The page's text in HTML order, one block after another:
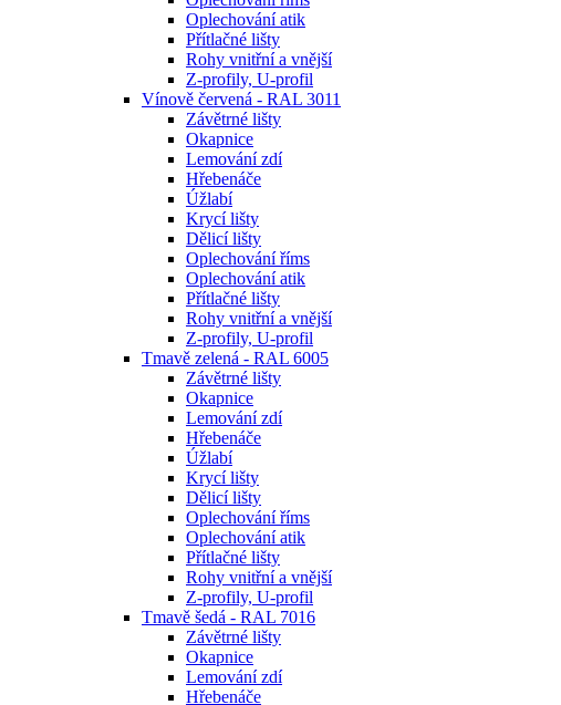
Oplechování atik
Přítlačné lišty
Rohy vnitřní a vnější
Z-profily, U-profil
Vínově červená - RAL 3011
Závětrné lišty
Okapnice
Lemování zdí
Hřebenáče
Úžlabí
Krycí lišty
Dělicí lišty
Oplechování říms
Oplechování atik
Přítlačné lišty
Rohy vnitřní a vnější
Z-profily, U-profil
Tmavě zelená - RAL 6005
Závětrné lišty
Okapnice
Lemování zdí
Hřebenáče
Úžlabí
Krycí lišty
Dělicí lišty
Oplechování říms
Oplechování atik
Přítlačné lišty
Rohy vnitřní a vnější
Z-profily, U-profil
Tmavě šedá - RAL 7016
Závětrné lišty
Okapnice
Lemování zdí
Hřebenáče